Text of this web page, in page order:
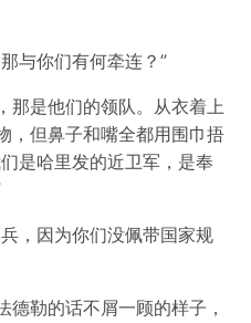
与你们有何牵连？”
那是他们的领队。从衣着上
，但鼻子和嘴全都用围巾捂
是哈里发的近卫军，是奉
，因为你们没佩带国家规
勒的话不屑一顾的样子，